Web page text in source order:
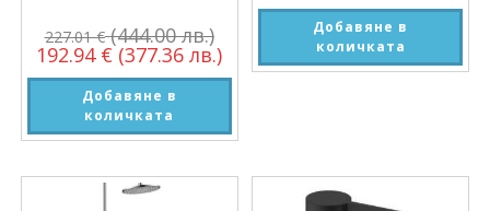
227.01€ (444.00 лв.)
192.94 € (377.36 лв.)
Добавяне в
количката
Добавяне в
количката